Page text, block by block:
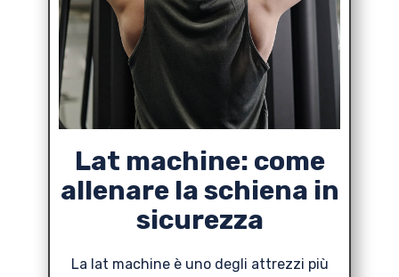
Lat machine: come
allenare la schiena in
sicurezza
La lat machine è uno degli attrezzi più